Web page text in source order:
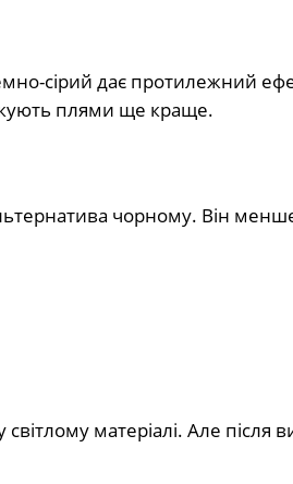
сірий дає протилежний
плями ще краще.
чорному. Він
матеріалі. Але після